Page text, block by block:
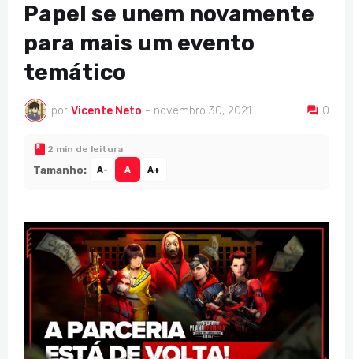
Papel se unem novamente
para mais um evento
temático
por Vicente Neto - novembro 30, 2021 0
2 min de leitura
Tamanho: A- A A+